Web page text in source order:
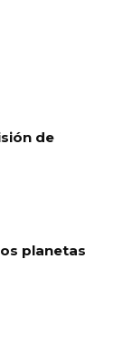
de
planetas